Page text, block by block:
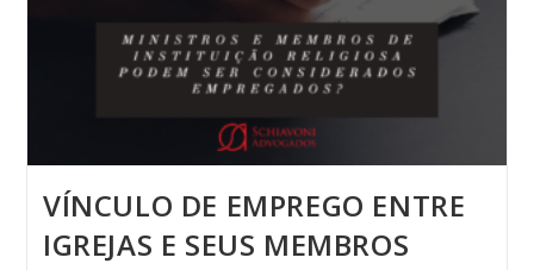
VÍNCULO DE EMPREGO ENTRE
IGREJAS E SEUS MEMBROS